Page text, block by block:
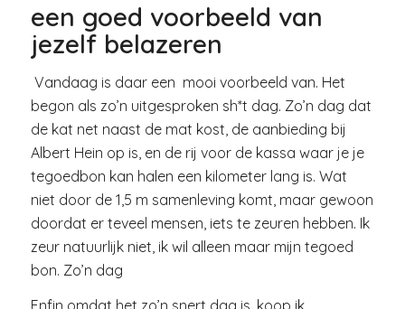
een goed voorbeeld van
jezelf belazeren
Vandaag is daar een mooi voorbeeld van. Het
begon als zo’n uitgesproken sh*t dag. Zo’n dag dat
de kat net naast de mat kost, de aanbieding bij
Albert Hein op is, en de rij voor de kassa waar je je
tegoedbon kan halen een kilometer lang is. Wat
niet door de 1,5 m samenleving komt, maar gewoon
doordat er teveel mensen, iets te zeuren hebben. Ik
zeur natuurlijk niet, ik wil alleen maar mijn tegoed
bon. Zo’n dag